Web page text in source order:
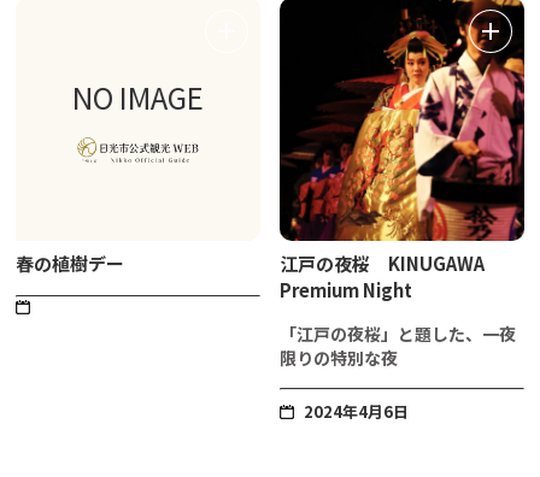
NO IMAGE
春の植樹デー
江戸の夜桜 KINUGAWA
Premium Night
「江戸の夜桜」と題した、一夜
限りの特別な夜
2024年4月6日